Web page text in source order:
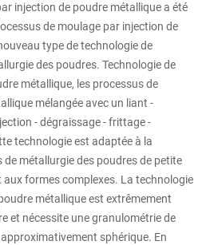
injection de poudre métallique a été
de moulage par injection de
type de technologie de
des poudres. Technologie de
métallique, les processus de
mélangée avec un liant -
- dégraissage - frittage -
technologie est adaptée à la
de métallurgie des poudres de petite
formes complexes. La technologie
métallique est extrêmement
et nécessite une granulométrie de
sphérique. En